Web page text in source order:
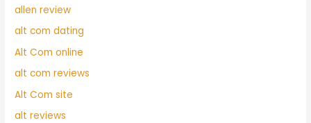
allen review
alt com dating
Alt Com online
alt com reviews
Alt Com site
alt reviews